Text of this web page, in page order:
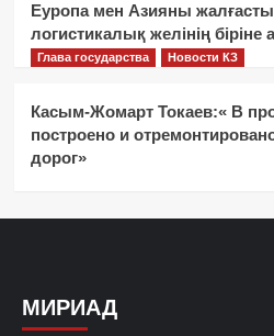
Еуропа мен Азияны
логистикалық желінің
Глава государства Новости КЗ
Касым-Жомарт Токаев:« В
построено и
дорог»
МИРИАД